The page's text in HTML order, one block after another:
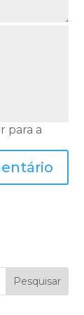
para a
Pesquisar